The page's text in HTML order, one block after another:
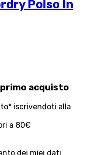
Polso In
acquisto
iscrivendoti alla
a 80€
dei miei dati